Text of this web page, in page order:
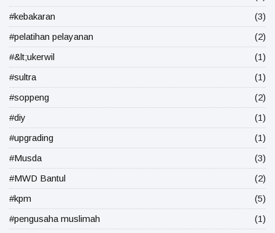
#kebakaran
(3)
#pelatihan pelayanan
(2)
#&lt;ukerwil
(1)
#sultra
(1)
#soppeng
(2)
#diy
(1)
#upgrading
(1)
#Musda
(3)
#MWD Bantul
(2)
#kpm
(5)
#pengusaha muslimah
(1)